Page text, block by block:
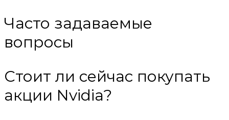
Часто задаваемые
вопросы
Стоит ли сейчас покупать
акции Nvidia?